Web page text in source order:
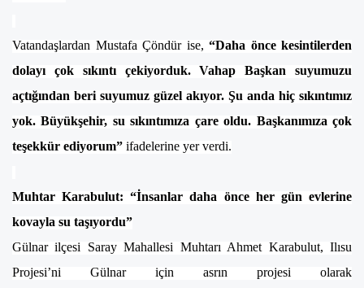
Vatandaşlardan Mustafa Çöndür ise, “Daha önce kesintilerden
dolayı çok sıkıntı çekiyorduk. Vahap Başkan suyumuzu
açtığından beri suyumuz güzel akıyor. Şu anda hiç sıkıntımız
yok. Büyükşehir, su sıkıntımıza çare oldu. Başkanımıza çok
teşekkür ediyorum” ifadelerine yer verdi.
Muhtar Karabulut: “İnsanlar daha önce her gün evlerine
kovayla su taşıyordu”
Gülnar ilçesi Saray Mahallesi Muhtarı Ahmet Karabulut, Ilısu
Projesi’ni Gülnar için asrın projesi olarak